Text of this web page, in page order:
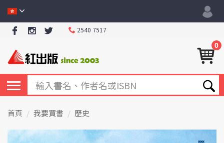
2540 7517
0
首頁 我要買書 歷史